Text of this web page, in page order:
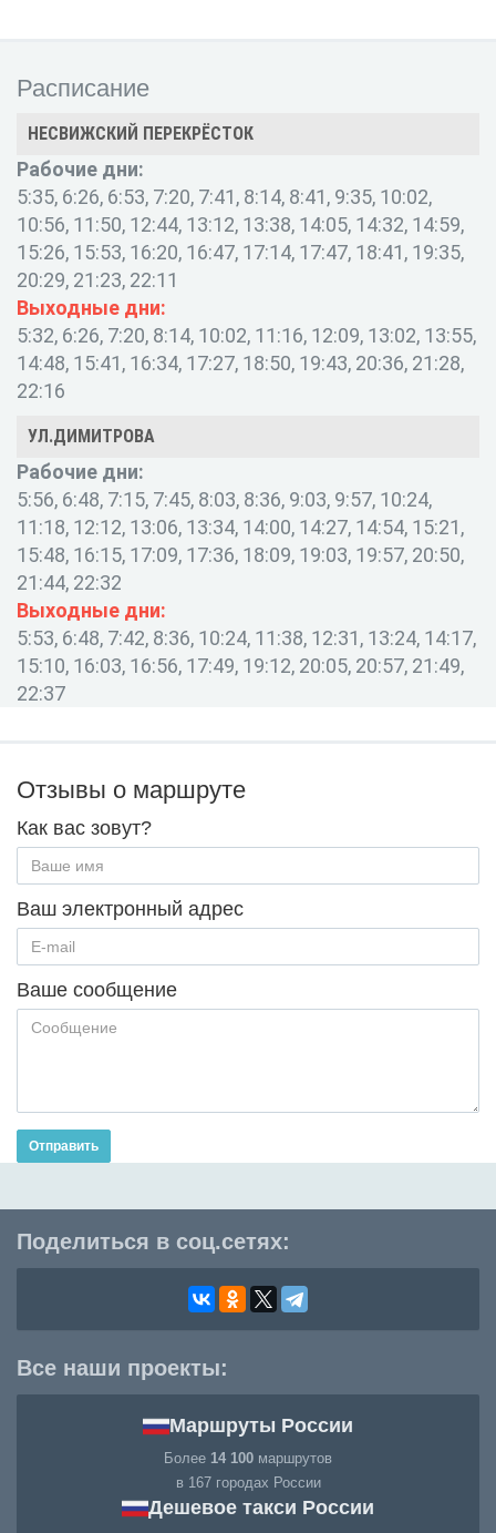
Расписание
НЕСВИЖСКИЙ ПЕРЕКРЁСТОК
Рабочие дни:
5:35, 6:26, 6:53, 7:20, 7:41, 8:14, 8:41, 9:35, 10:02,
10:56, 11:50, 12:44, 13:12, 13:38, 14:05, 14:32, 14:59,
15:26, 15:53, 16:20, 16:47, 17:14, 17:47, 18:41, 19:35,
20:29, 21:23, 22:11
Выходные дни:
5:32, 6:26, 7:20, 8:14, 10:02, 11:16, 12:09, 13:02, 13:55,
14:48, 15:41, 16:34, 17:27, 18:50, 19:43, 20:36, 21:28,
22:16
УЛ.ДИМИТРОВА
Рабочие дни:
5:56, 6:48, 7:15, 7:45, 8:03, 8:36, 9:03, 9:57, 10:24,
11:18, 12:12, 13:06, 13:34, 14:00, 14:27, 14:54, 15:21,
15:48, 16:15, 17:09, 17:36, 18:09, 19:03, 19:57, 20:50,
21:44, 22:32
Выходные дни:
5:53, 6:48, 7:42, 8:36, 10:24, 11:38, 12:31, 13:24, 14:17,
15:10, 16:03, 16:56, 17:49, 19:12, 20:05, 20:57, 21:49,
22:37
Отзывы о маршруте
Как вас зовут?
Ваш электронный адрес
Ваше сообщение
Отправить
Поделиться в соц.сетях:
Все наши проекты:
Маршруты России
Более 14 100 маршрутов
в 167 городах России
Дешевое такси России